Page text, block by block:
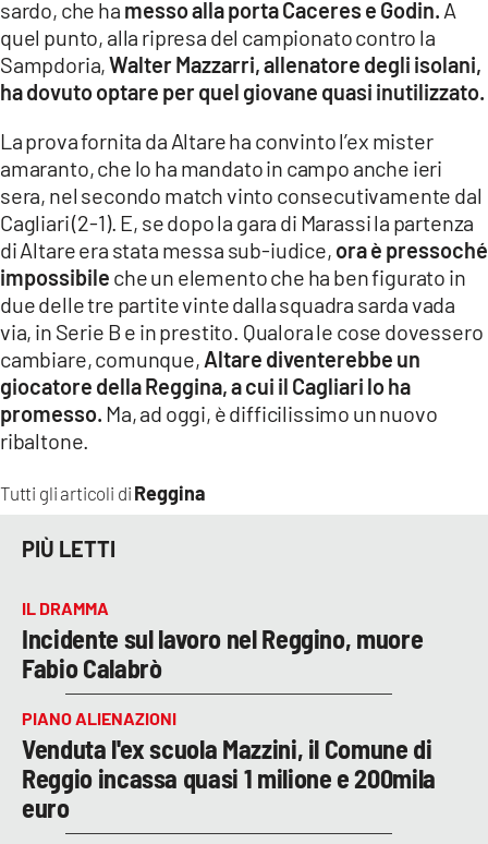
ILVIBONESE.IT
CATANZAROCHANNEL.IT
LACAPITALENEWS.IT
App
ANDROID
APPLE
Tutti gli articoli di Reggina
sardo, che ha messo alla porta Caceres e Godin. A
quel punto, alla ripresa del campionato contro la
Sampdoria,Walter Mazzarri, allenatore degli isolani,
ha dovuto optare per quel giovane quasi inutilizzato.
La prova fornita da Altare ha convinto l’ex mister
amaranto, che lo ha mandato in campo anche ieri
sera, nel secondo match vinto consecutivamente dal
Cagliari (2-1). E, se dopo la gara di Marassi la partenza
di Altare era stata messa sub-iudice, ora è pressoché
impossibile che un elemento che ha ben figurato in
due delle tre partite vinte dalla squadra sarda vada
via, in Serie B e in prestito. Qualora le cose dovessero
cambiare, comunque, Altare diventerebbe un
giocatore della Reggina, a cui il Cagliari lo ha
promesso. Ma, ad oggi, è difficilissimo un nuovo
ribaltone.
PIÙ LETTI
IL DRAMMA
Incidente sul lavoro nel Reggino, muore
Fabio Calabrò
PIANO ALIENAZIONI
Venduta l'ex scuola Mazzini, il Comune di
Reggio incassa quasi 1 milione e 200mila
euro